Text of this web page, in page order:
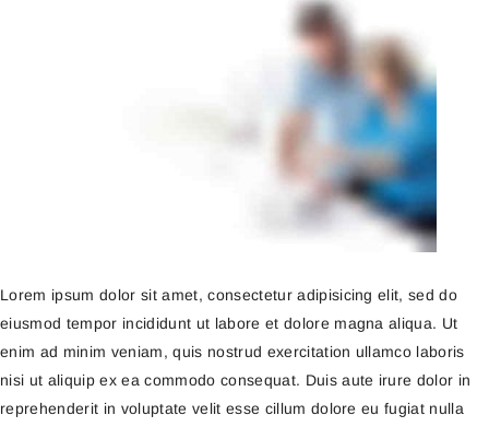
Lorem ipsum dolor sit amet, consectetur adipisicing elit, sed do
eiusmod tempor incididunt ut labore et dolore magna aliqua. Ut
enim ad minim veniam, quis nostrud exercitation ullamco laboris
nisi ut aliquip ex ea commodo consequat. Duis aute irure dolor in
reprehenderit in voluptate velit esse cillum dolore eu fugiat nulla